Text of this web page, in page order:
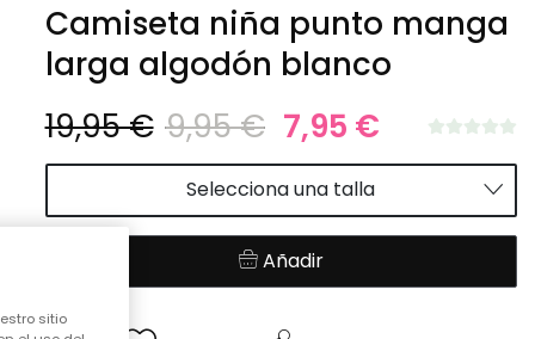
Camiseta niña punto manga
larga algodón blanco
19,95 € 9,95 € 7,95 €
Selecciona una talla
Añadir
sitio